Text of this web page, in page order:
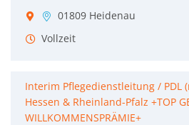
01809 Heidenau
Vollzeit
Interim Pflegedienstleitung / PDL
Hessen & Rheinland-Pfalz +TOP
WILLKOMMENSPRÄMIE+